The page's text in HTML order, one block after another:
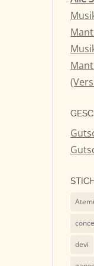
devi